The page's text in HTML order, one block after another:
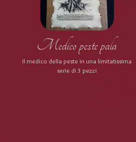
Medico peste pala
Il medico della peste in una limitatissima
serie di 3 pezzi